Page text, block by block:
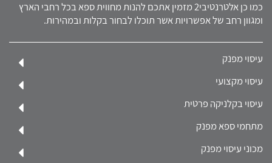
כמו כן אלטרנטיבי2 מזמין אתכם להנות מחווית ספא בכל רחבי הארץ
ומגוון רחב של אפשרויות אשר תוכלו לבחור בקלות ובמהירות.
עיסוי מפנק
עיסוי מקצועי
עיסוי בקלניקה פרטית
מתחמי ספא מפנק
מכוני עיסוי מפנק